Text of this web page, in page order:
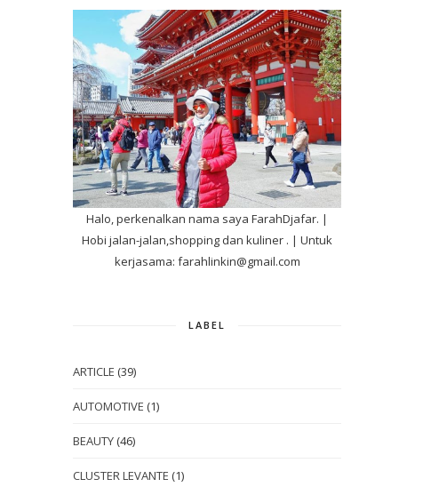
Halo, perkenalkan nama saya FarahDjafar. |
Hobi jalan-jalan,shopping dan kuliner . | Untuk
kerjasama: farahlinkin@gmail.com
LABEL
ARTICLE (39)
AUTOMOTIVE (1)
BEAUTY (46)
CLUSTER LEVANTE (1)